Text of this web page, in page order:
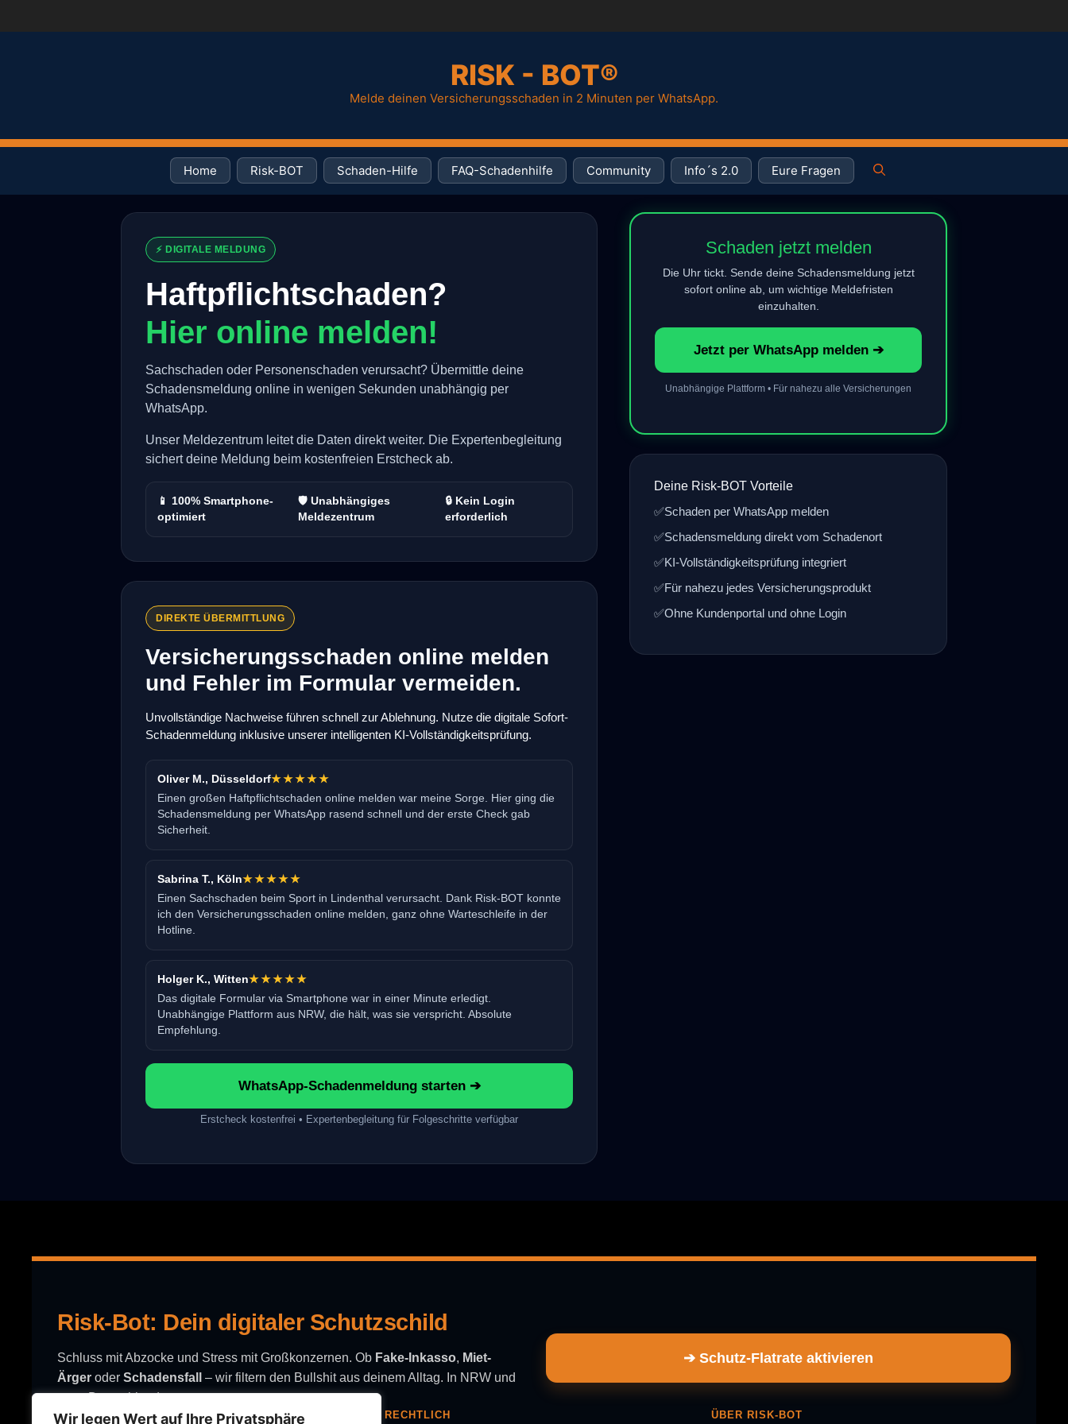
Wir legen Wert auf Ihre Privatsphäre
RISK - BOT®
Melde deinen Versicherungsschaden in 2 Minuten per WhatsApp.
Home Risk-BOT Schaden-Hilfe FAQ-Schadenhilfe Community Info´s 2.0 Eure Fragen
⚡ DIGITALE MELDUNG
Haftpflichtschaden?
Hier online melden!
Sachschaden oder Personenschaden verursacht? Übermittle deine
Schadensmeldung online in wenigen Sekunden unabhängig per
WhatsApp.
Unser Meldezentrum leitet die Daten direkt weiter. Die Expertenbegleitung
sichert deine Meldung beim kostenfreien Erstcheck ab.
📱 100% Smartphone-
optimiert
🛡️ Unabhängiges
Meldezentrum
🔒 Kein Login
erforderlich
DIREKTE ÜBERMITTLUNG
Versicherungsschaden online melden
und Fehler im Formular vermeiden.
Unvollständige Nachweise führen schnell zur Ablehnung. Nutze die digitale Sofort-
Schadenmeldung inklusive unserer intelligenten KI-Vollständigkeitsprüfung.
Oliver M., Düsseldorf★★★★★
Einen großen Haftpflichtschaden online melden war meine Sorge. Hier ging die
Schadensmeldung per WhatsApp rasend schnell und der erste Check gab
Sicherheit.
Sabrina T., Köln★★★★★
Einen Sachschaden beim Sport in Lindenthal verursacht. Dank Risk-BOT konnte
ich den Versicherungsschaden online melden, ganz ohne Warteschleife in der
Hotline.
Holger K., Witten★★★★★
Das digitale Formular via Smartphone war in einer Minute erledigt.
Unabhängige Plattform aus NRW, die hält, was sie verspricht. Absolute
Empfehlung.
WhatsApp-Schadenmeldung starten ➔
Erstcheck kostenfrei • Expertenbegleitung für Folgeschritte verfügbar
Schaden jetzt melden
Die Uhr tickt. Sende deine Schadensmeldung jetzt
sofort online ab, um wichtige Meldefristen
einzuhalten.
Jetzt per WhatsApp melden ➔
Unabhängige Plattform • Für nahezu alle Versicherungen
Deine Risk-BOT Vorteile
✅Schaden per WhatsApp melden
✅Schadensmeldung direkt vom Schadenort
✅KI-Vollständigkeitsprüfung integriert
✅Für nahezu jedes Versicherungsprodukt
✅Ohne Kundenportal und ohne Login
Risk-Bot: Dein digitaler Schutzschild
Schluss mit Abzocke und Stress mit Großkonzernen. Ob Fake-Inkasso, Miet-
Ärger oder Schadensfall
– wir filtern den Bullshit aus deinem Alltag. In NRW und
ganz Deutschland.
➔ Schutz-Flatrate aktivieren
KONTAKT RECHTLICH ÜBER RISK-BOT